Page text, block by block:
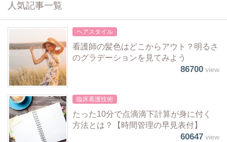
人気記事一覧
ヘアスタイル
看護師の髪色はどこからアウト？明るさ
のグラデーションを見てみよう
86700view
臨床看護技術
たった10分で点滴滴下計算が身に付く
方法とは？【時間管理の早見表付】
60647view